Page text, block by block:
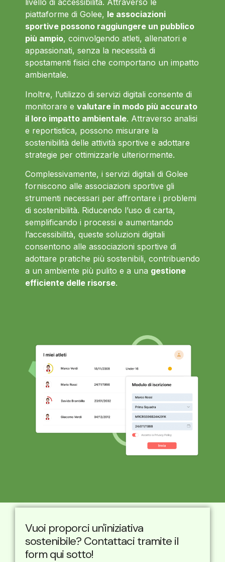
livello di accessibilità. Attraverso le
piattaforme di Golee, le associazioni
sportive possono raggiungere un pubblico
più ampio, coinvolgendo atleti, allenatori e
appassionati, senza la necessità di
spostamenti fisici che comportano un impatto
ambientale.
Inoltre, l’utilizzo di servizi digitali consente di
monitorare e valutare in modo più accurato
il loro impatto ambientale. Attraverso analisi
e reportistica, possono misurare la
sostenibilità delle attività sportive e adottare
strategie per ottimizzarle ulteriormente.
Complessivamente, i servizi digitali di Golee
forniscono alle associazioni sportive gli
strumenti necessari per affrontare i problemi
di sostenibilità. Riducendo l’uso di carta,
semplificando i processi e aumentando
l’accessibilità, queste soluzioni digitali
consentono alle associazioni sportive di
adottare pratiche più sostenibili, contribuendo
a un ambiente più pulito e a una gestione
efficiente delle risorse.
Vuoi proporci un'iniziativa
sostenibile? Contattaci tramite il
form qui sotto!